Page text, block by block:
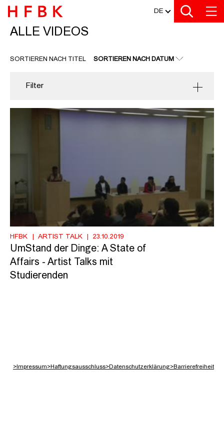
Zu den Filtern
Zur Metanavigation
Zur Hauptnavigation
Zur Suche
Zum Inhalt
Zum Seitenfuss DE
ALLE VIDEOS
ALLE VIDEOS
SORTIEREN NACH TITEL SORTIEREN NACH DATUM
Filter
HFBK ARTIST TALK 23.10.2019
UmStand der Dinge: A State of
Affairs - Artist Talks mit
Studierenden
> Impressum>Haftungsausschluss>Datenschutzerklärung>Barrierefreiheit